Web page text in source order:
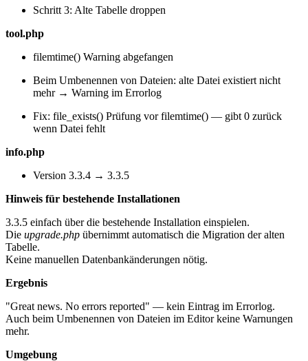
Schritt 3: Alte Tabelle droppen
tool.php
filemtime() Warning abgefangen
Beim Umbenennen von Dateien: alte Datei existiert nicht
mehr → Warning im Errorlog
Fix: file_exists() Prüfung vor filemtime() — gibt 0 zurück
wenn Datei fehlt
info.php
Version 3.3.4 → 3.3.5
Hinweis für bestehende Installationen
3.3.5 einfach über die bestehende Installation einspielen.
Die upgrade.php übernimmt automatisch die Migration der alten
Tabelle.
Keine manuellen Datenbankänderungen nötig.
Ergebnis
"Great news. No errors reported" — kein Eintrag im Errorlog.
Auch beim Umbenennen von Dateien im Editor keine Warnungen
mehr.
Umgebung